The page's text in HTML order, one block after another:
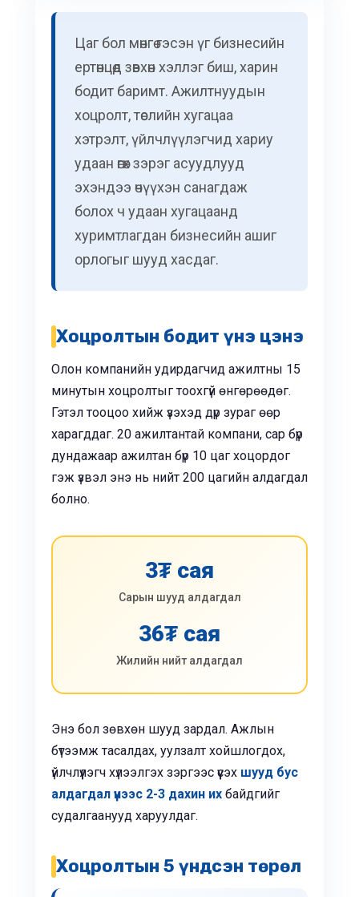
Цаг бол мөнгө гэсэн үг бизнесийн
ертөнцөд зөвхөн хэллэг биш, харин
бодит баримт. Ажилтнуудын
хоцролт, төслийн хугацаа
хэтрэлт, үйлчлүүлэгчид хариу
удаан өгөх зэрэг асуудлууд
эхэндээ өчүүхэн санагдаж
болох ч удаан хугацаанд
хуримтлагдан бизнесийн ашиг
орлогыг шууд хасдаг.
Хоцролтын бодит үнэ цэнэ
Олон компанийн удирдагчид ажилтны 15
минутын хоцролтыг тоохгүй өнгөрөөдөг.
Гэтэл тооцоо хийж үзэхэд дүр зураг өөр
харагддаг. 20 ажилтантай компани, сар бүр
дундажаар ажилтан бүр 10 цаг хоцордог
гэж үзвэл энэ нь нийт 200 цагийн алдагдал
болно.
3₮ сая
Сарын шууд алдагдал
36₮ сая
Жилийн нийт алдагдал
Энэ бол зөвхөн шууд зардал. Ажлын
бүтээмж тасалдах, уулзалт хойшлогдох,
үйлчлүүлэгч хүлээлгэх зэргээс үүсэх шууд бус
алдагдал үүнээс 2-3 дахин их байдгийг
судалгаанууд харуулдаг.
Хоцролтын 5 үндсэн төрөл